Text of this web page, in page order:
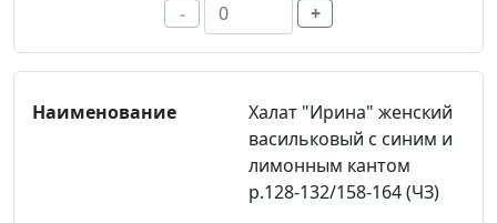
- +
Халат "Ирина" женский
васильковый с синим и
лимонным кантом
р.128-132/158-164 (ЧЗ)